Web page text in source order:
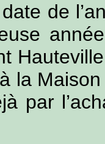
de
la
par